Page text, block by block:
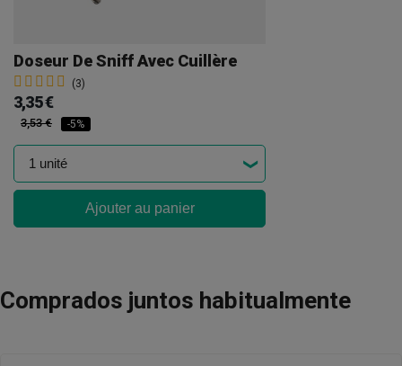
Doseur De Sniff Avec Cuillère
(3)
3,35 €
3,53 € -5%
Ajouter au panier
Comprados juntos habitualmente